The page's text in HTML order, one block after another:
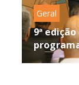
Geral
9ª